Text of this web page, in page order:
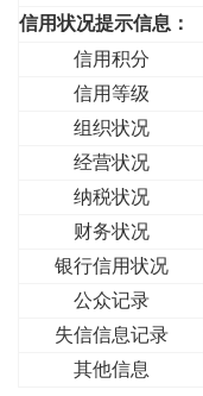
信用状况提示信息：
信用积分
信用等级
组织状况
经营状况
纳税状况
财务状况
银行信用状况
公众记录
失信信息记录
其他信息